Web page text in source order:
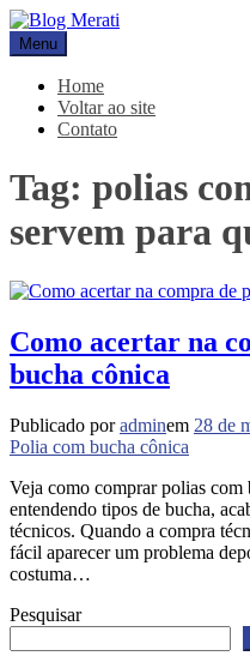
Pular
para
o
conteúdo
Blog Merati
Líder na fabricação de peças
Menu
Home
Voltar ao site
Contato
Tag: polias
servem para
Como acertar na
bucha cônica
Publicado poradminem 28 de
Polia com bucha cônica
Veja como comprar polias com
entendendo tipos de bucha,
técnicos. Quando a compra
fácil aparecer um problema
costuma…
Pesquisar